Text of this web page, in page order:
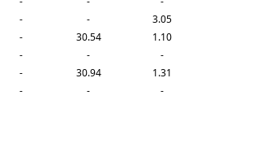
- -
3.05
- 30.54
1.10
- -
-
- 30.94
1.31
- - -